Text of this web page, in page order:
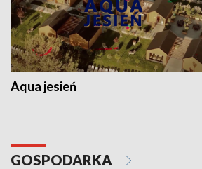
Aqua jesień
GOSPODARKA